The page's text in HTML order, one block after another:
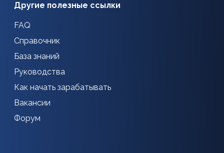
Другие полезные ссылки
FAQ
Справочник
База знаний
Руководства
Как начать зарабатывать
Вакансии
Форум